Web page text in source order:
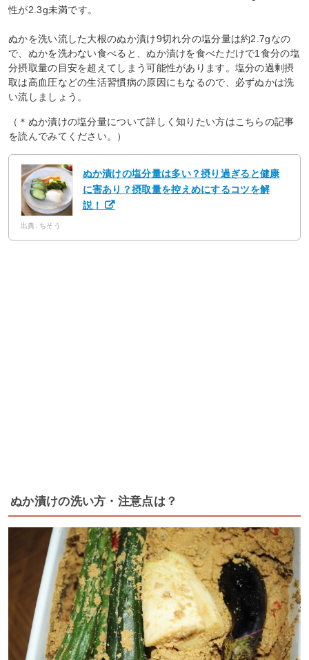
性が2.3g未満です。
ぬかを洗い流した大根のぬか漬け9切れ分の塩分量は約2.7gなの
で、ぬかを洗わない食べると、ぬか漬けを食べただけで1食分の塩
分摂取量の目安を超えてしまう可能性があります。塩分の過剰摂
取は高血圧などの生活習慣病の原因にもなるので、必ずぬかは洗
い流しましょう。
（＊ぬか漬けの塩分量について詳しく知りたい方はこちらの記事
を読んでみてください。）
ぬか漬けの塩分量は多い？摂り過ぎると健康
に害あり？摂取量を控えめにするコツを解
説！
出典: ちそう
ぬか漬けの洗い方・注意点は？